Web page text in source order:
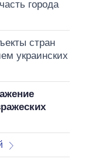
города
стран
украинских